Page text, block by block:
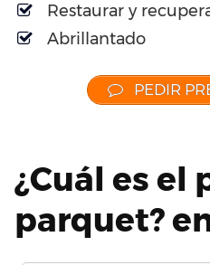
Restaurar y
Abrillantado
PEDIR
¿Cuál es el
parquet?